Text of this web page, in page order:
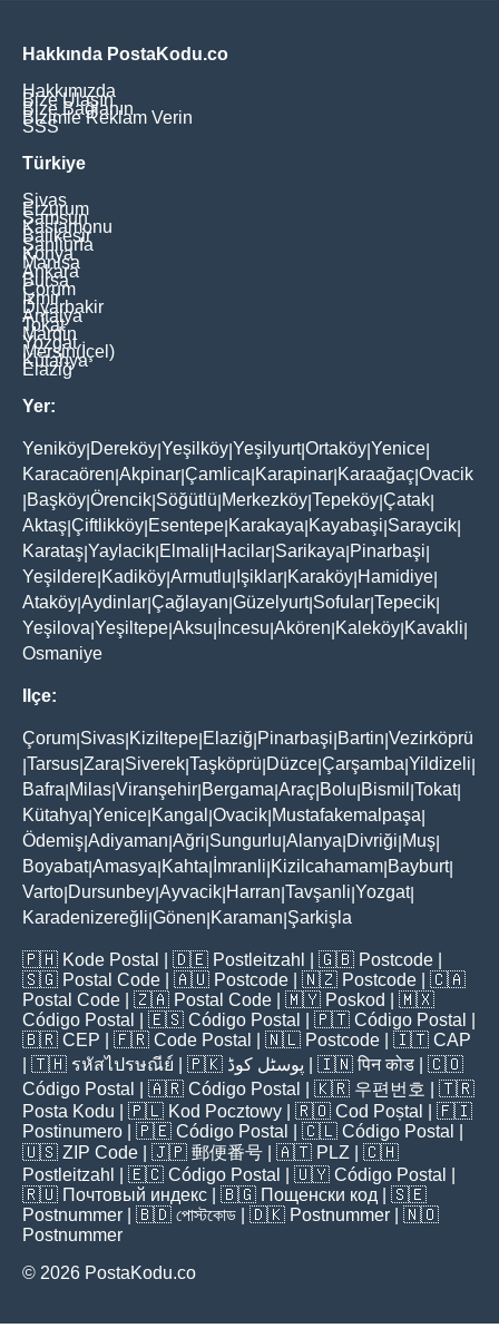
Hakkında PostaKodu.co
Hakkımızda
Bize Ulaşın
Bize Bağlanın
Bizimle Reklam Verin
SSS
Türkiye
Sivas
Erzurum
Samsun
Kastamonu
Balikesir
Şanliurfa
Konya
Manisa
Ankara
Bursa
Çorum
İzmir
Diyarbakir
Antalya
Tokat
Mardin
Yozgat
Mersin(İçel)
Kütahya
Elaziğ
Yer:
Yeniköy Dereköy Yeşilköy Yeşilyurt|Ortaköy Yenice
Karacaören Akpinar Çamlica Karapinar Karaağaç Ovacik
Başköy Örencik Söğütlü Merkezköy Tepeköy Çatak
Aktaş Çiftlikköy Esentepe Karakaya Kayabaşi Saraycik
Karataş Yaylacik Elmali Hacilar Sarikaya Pinarbaşi
Yeşildere Kadiköy Armutlu Işiklar Karaköy Hamidiye
Ataköy Aydinlar Çağlayan Güzelyurt| Sofular Tepecik
Yeşilova Yeşiltepe Aksu İncesu Akören Kaleköy Kavakli
Osmaniye
Ilçe:
Çorum Sivas Kiziltepe Elaziğ Pinarbaşi Bartin Vezirköprü
Tarsus Zara Siverek Taşköprü Düzce Çarşamba Yildizeli
Bafra Milas Viranşehir Bergama Araç Bolu Bismil Tokat|
Kütahya Yenice Kangal Ovacik Mustafakemalpaşa
Ödemiş Adiyaman Ağri Sungurlu Alanya Divriği Muş
Boyabat|Amasya Kahta İmranli Kizilcahamam Bayburt|
Varto Dursunbey Ayvacik Harran Tavşanli Yozgat|
Karadenizereğli Gönen Karaman Şarkişla
🇵🇭 Kode Postal | 🇩🇪 Postleitzahl | 🇬🇧 Postcode
🇸🇬 Postal Code | 🇦🇺 Postcode | 🇳🇿 Postcode | 🇨🇦
Postal Code | 🇿🇦 Postal Code | 🇲🇾 Poskod
| 🇲🇽
Código Postal
| 🇪🇸 Código Postal | 🇵🇹 Código Postal
🇧🇷 CEP | 🇫🇷 Code Postal | 🇳🇱 Postcode | 🇮🇹 CAP
| 🇹🇭 รหัสไปรษณีย์ | 🇵🇰 پوسٹل کوڈ | 🇮🇳पिन कोड | 🇨🇴
Código Postal
| 🇦🇷 Código Postal | 🇰🇷 우편번호
| 🇹🇷
Posta Kodu | 🇵🇱 Kod Pocztowy | 🇷🇴 Cod Poștal
| 🇫🇮
Postinumero | 🇵🇪 Código Postal | 🇨🇱 Código Postal
🇺🇸 ZIP Code | 🇯🇵 郵便番号 | 🇦🇹 PLZ | 🇨🇭
Postleitzahl
| 🇪🇨 Código Postal | 🇺🇾 Código Postal
🇷🇺 Почтовый индекс | 🇧🇬 Пощенски код | 🇸🇪
Postnummer | 🇧🇩 পোস্টকোড | 🇩🇰 Postnummer | 🇳🇴
Postnummer
© 2026 PostaKodu.co